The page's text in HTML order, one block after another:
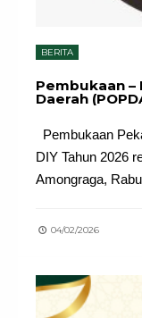
BERITA
Pembukaan –
Daerah
Pembukaan
DIY Tahun 2026
Amongraga,
04/02/2026